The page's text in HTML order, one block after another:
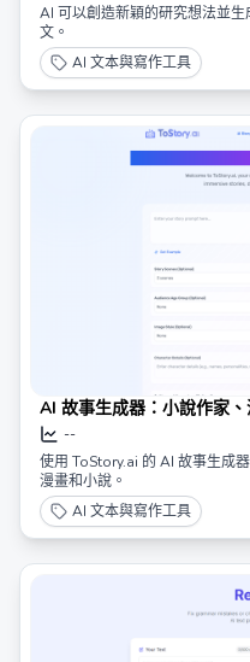
AI 可以創造新穎的研究想法並
文。
AI 文本與寫作工具
AI 故事生成器：小說作家
--
使用 ToStory.ai 的 AI 故事生成
漫畫和小說。
AI 文本與寫作工具